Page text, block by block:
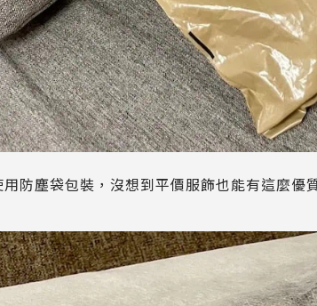
防塵袋包裝，沒想到平價服飾也能有這麼優